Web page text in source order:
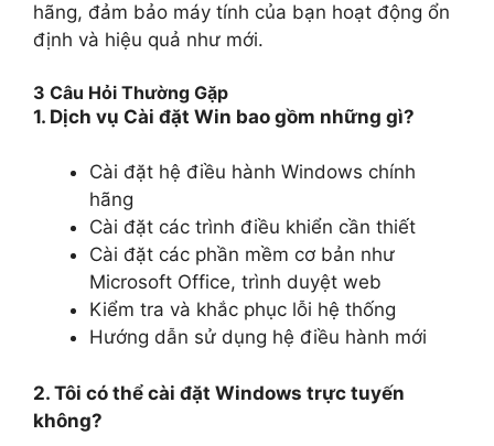
hãng, đảm bảo máy tính của bạn hoạt động ổn
định và hiệu quả như mới.
3 Câu Hỏi Thường Gặp
1. Dịch vụ Cài đặt Win bao gồm những gì?
Cài đặt hệ điều hành Windows chính
hãng
Cài đặt các trình điều khiển cần thiết
Cài đặt các phần mềm cơ bản như
Microsoft Office, trình duyệt web
Kiểm tra và khắc phục lỗi hệ thống
Hướng dẫn sử dụng hệ điều hành mới
2. Tôi có thể cài đặt Windows trực tuyến
không?